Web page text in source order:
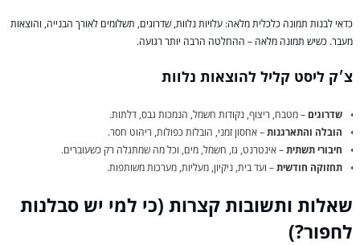
כדאי לבנות תמונה כלכלית מלאה: עלויות נלוות, שדרוגים, תשלומים לאורך הבנייה, והוצאות
מעבר. כשיש תמונה מלאה – ההחלטה הרבה יותר רגועה.
צ׳ק ליסט קליל להוצאות נלוות
שדרוגים – מטבח, ריצוף, נקודות חשמל, הנמכות גבס, דלתות.
הובלה והתארגנות– אחסון זמני, הובלות כפולות, ריהוט חסר.
חיבורי תשתית– אינטרנט, גז, חשמל, מים, וכל מה שמתגלה רק כשעוברים.
תחזוקה חודשית– ועד בית, ניקיון, מעליות, מערכות משותפות.
שאלות ותשובות קצרות (כי למי יש סבלנות
לחפור?)